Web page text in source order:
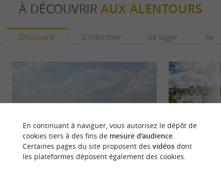
À DÉCOUVRIR AUX ALENTOURS
Découvrir S'informer Se loger Se
En continuant à naviguer, vous autorisez le dépôt de
cookies tiers à des fins de mesure d'audience.
Certaines pages du site proposent des vidéosdont
les plateformes déposent également des cookies.